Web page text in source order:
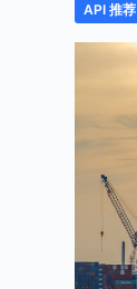
API 推荐